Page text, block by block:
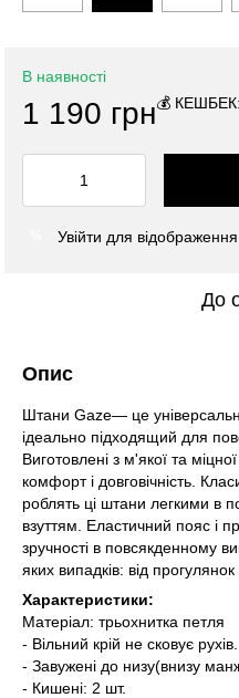
В наявності
1 190 грн💰
Увійти для
До
Опис
Штани Gaze— це
ідеально підходящий для
Виготовлені з м'якої та
комфорт і довговічність.
роблять ці штани легкими в
взуттям. Еластичний пояс і
зручності в повсякденному
яких випадків: від
Характеристики:
Матеріал: трьохнитка петля
- Вільний крій не сковує рухів.
- Завужені до низу(внизу
- Кишені: 2 шт.